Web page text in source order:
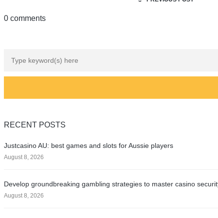
0 comments
RECENT POSTS
Justcasino AU: best games and slots for Aussie players
August 8, 2026
Develop groundbreaking gambling strategies to master casino
August 8, 2026